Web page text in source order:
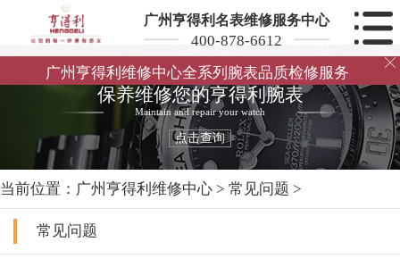
广州亨得利名表维修服务中心
400-878-6612
广州亨得利维修中心全系列腕表品质检修服务

保养维修您的亨得利腕表
Maintain and repair your watch
点击查询
当前位置： 广州亨得利维修中心 > 常见问题 >
常见问题